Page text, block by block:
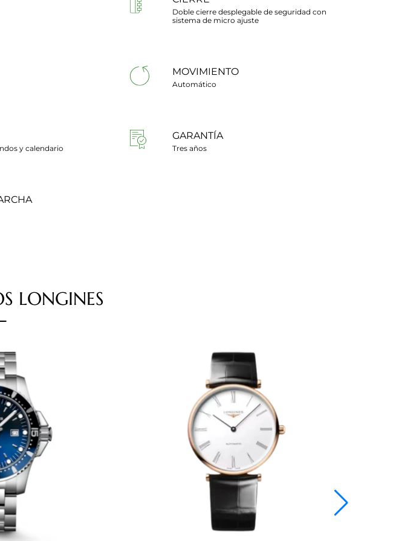
Doble cierre desplegable de seguridad con
sistema de micro ajuste
MOVIMIENTO
Automático
y calendario
GARANTÍA
Tres años
LONGINES